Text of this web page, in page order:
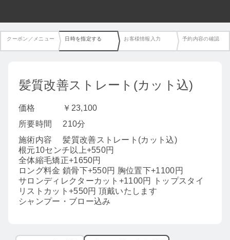
クーポン／メニュー 日時を指定する お客様情報入力 予約内容の確認
髪質改善ストレート(カット込)
価格
￥23,100
所要時間
210分
施術内容
髪質改善ストレート(カット込)
根元10センチ以上+550円
全体縮毛矯正+1650円
ロング料金 鎖骨下+550円 胸位置下+1100円
サロンディレクターカット+1100円 トップスタイ
リストカット+550円 頂戴いたします
シャンプー・ブロー込み